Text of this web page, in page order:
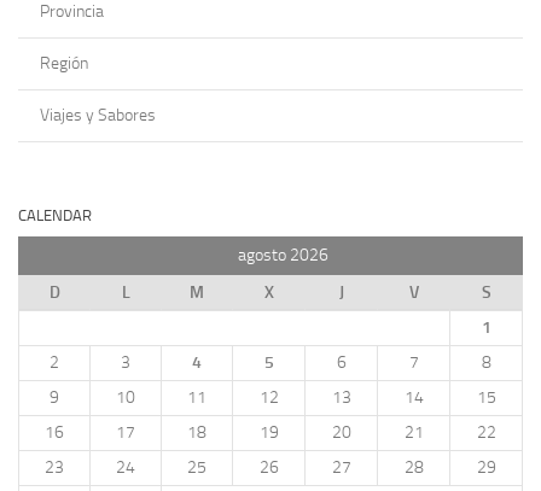
Provincia
Región
Viajes y Sabores
CALENDAR
agosto 2026
D
L M X J V
S
1
2
3 4 5 6 7
8
9
10 11 12 13 14
15
16
17 18 19 20 21
22
23
24 25 26 27 28
29